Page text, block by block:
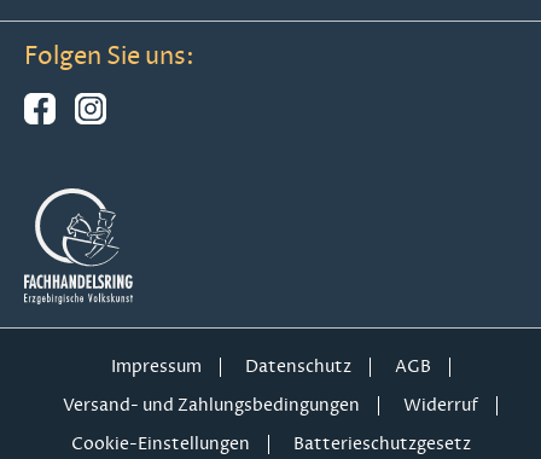
Folgen Sie uns:
Impressum Datenschutz
AGB
Versand- und Zahlungsbedingungen
Widerruf
Cookie-Einstellungen
Batterieschutzgesetz